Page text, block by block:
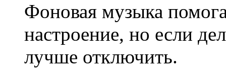
Фоновая музыка
настроение, но если
лучше отключить.